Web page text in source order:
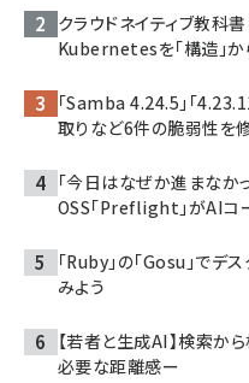
クラウドネイティブ教科
Kubernetesを「構造」
「Samba 4.24.5」「
取りなど6件の脆弱性を
「今日はなぜか進まなか
OSS「Preflight」がAIコ
「Ruby」の「Gosu」でデ
みよう
【若者と生成AI】検索か
必要な距離感ー